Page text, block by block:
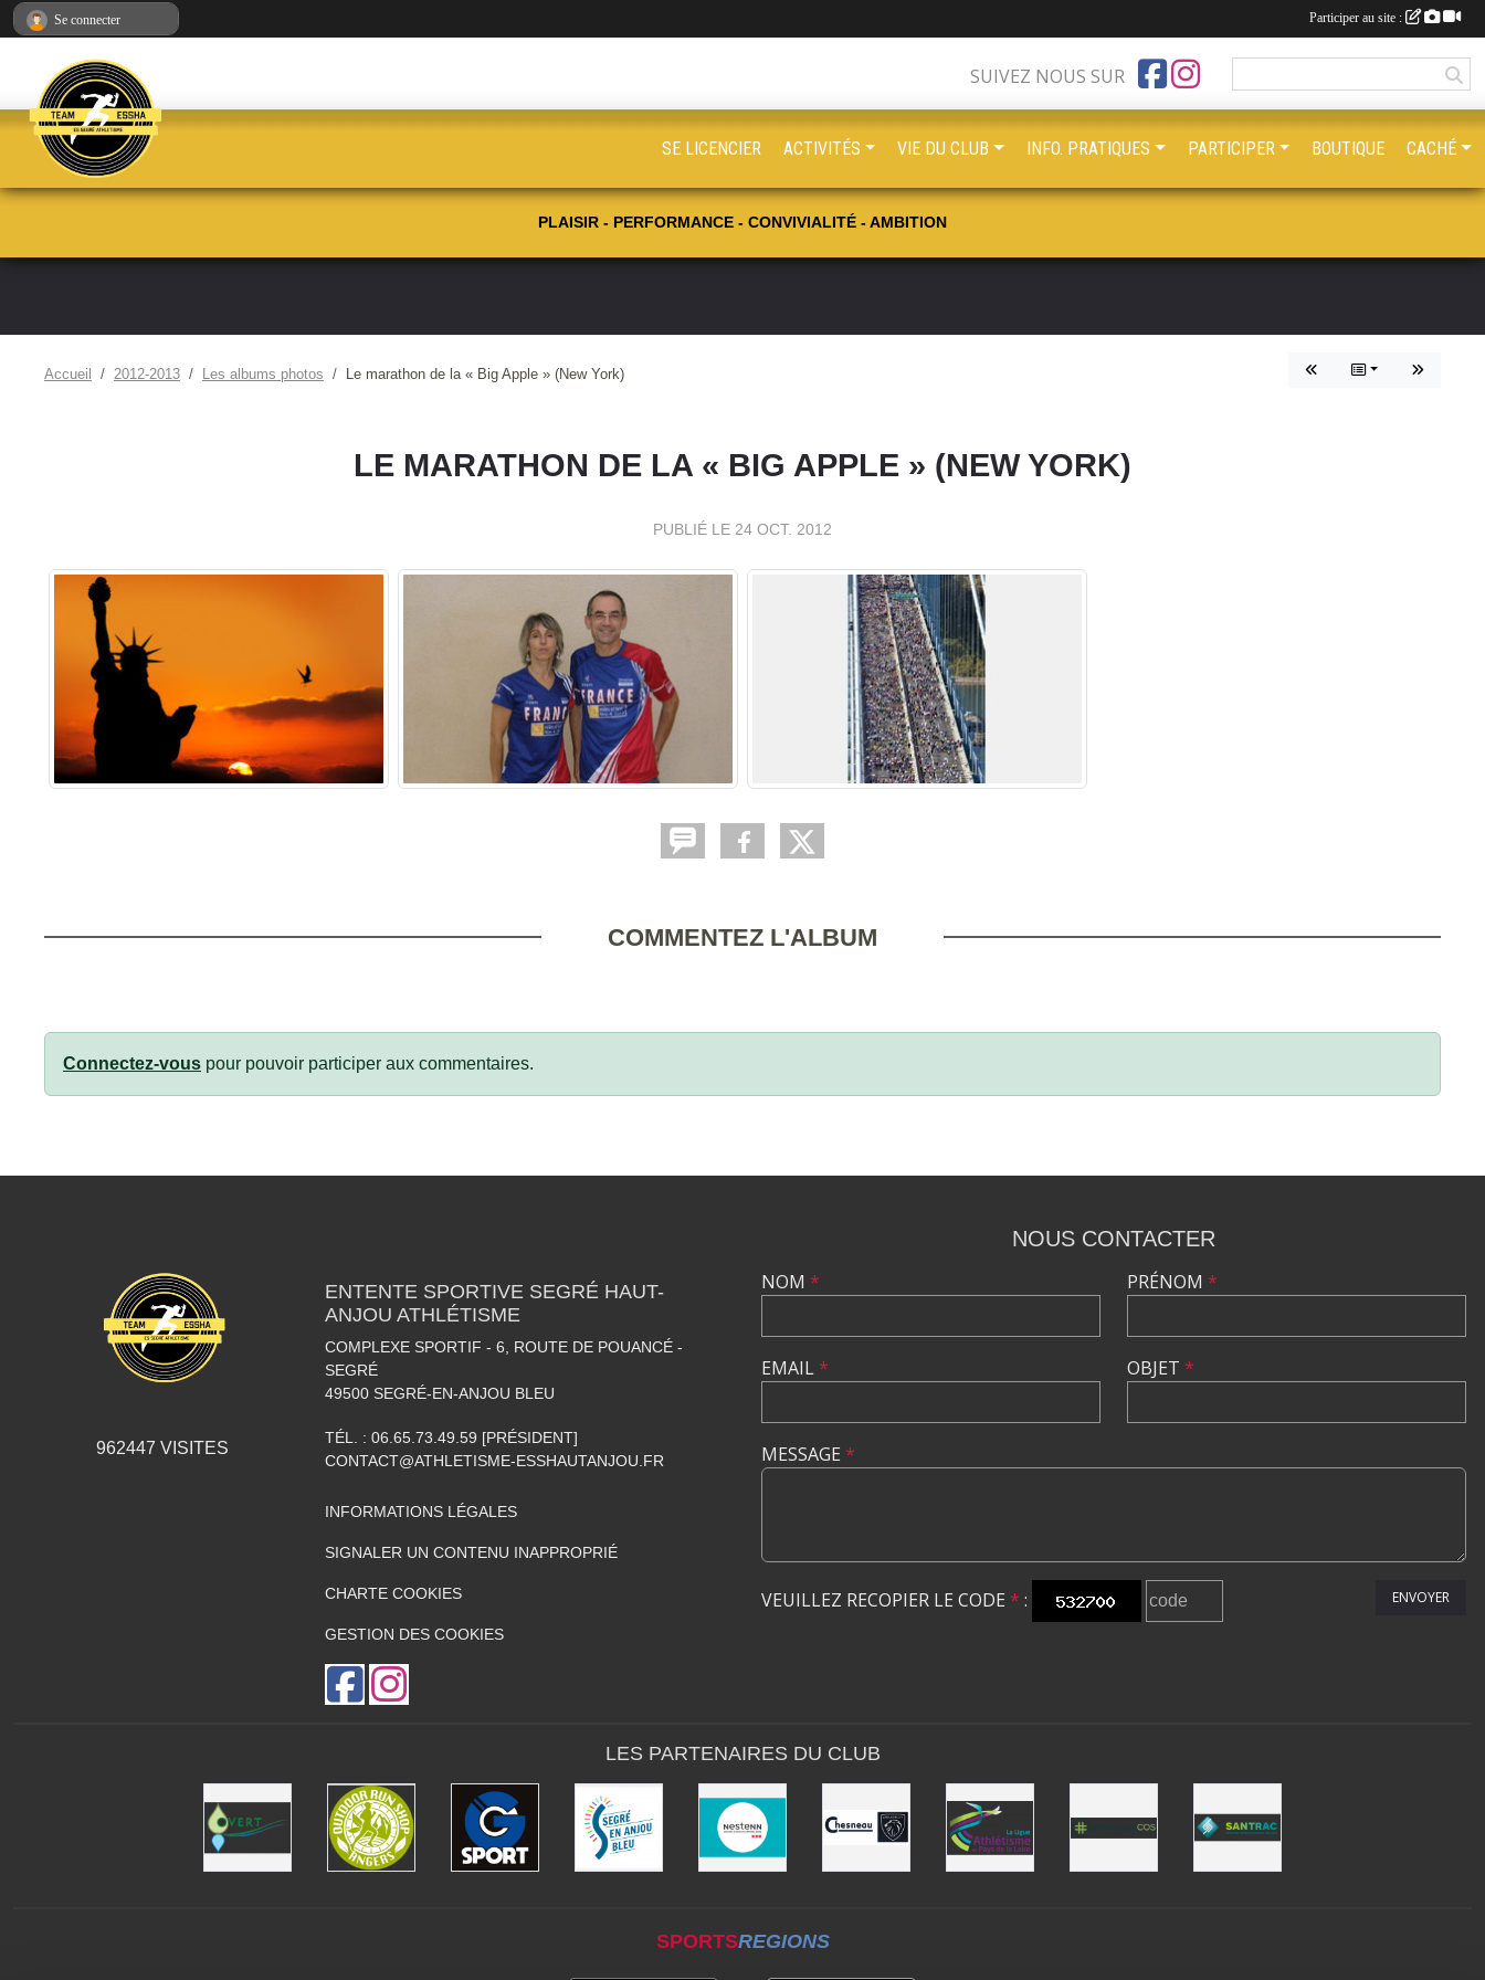
PLAISIR - PERFORMANCE - CONVIVIALITÉ - AMBITION
Accueil 2012-2013 Les albums photos Le marathon de la « Big Apple » (New York)
LE MARATHON DE LA « BIG APPLE » (NEW YORK)
PUBLIÉ LE 24 OCT. 2012
COMMENTEZ L'ALBUM
Connectez-vous pour pouvoir participer aux commentaires.
SUIVEZ NOUS SUR
SE LICENCIER ACTIVITÉS VIE DU CLUB INFO. PRATIQUES PARTICIPER BOUTIQUE CACHÉ
962447 VISITES
ENTENTE SPORTIVE SEGRÉ HAUT-
ANJOU ATHLÉTISME
COMPLEXE SPORTIF - 6, ROUTE DE POUANCÉ -
SEGRÉ
49500 SEGRÉ-EN-ANJOU BLEU
TÉL. : 06.65.73.49.59 [PRÉSIDENT]
CONTACT@ATHLETISME-ESSHAUTANJOU.FR
INFORMATIONS LÉGALES
SIGNALER UN CONTENU INAPPROPRIÉ
CHARTE COOKIES
GESTION DES COOKIES
NOUS CONTACTER
NOM *
EMAIL*
PRÉNOM *
OBJET *
MESSAGE *
VEUILLEZ RECOPIER LE CODE * : ENVOYER
LES PARTENAIRES DU CLUB
SPORTSREGIONS
Se connecter Participer au site :
Panneau de gestion des cookies